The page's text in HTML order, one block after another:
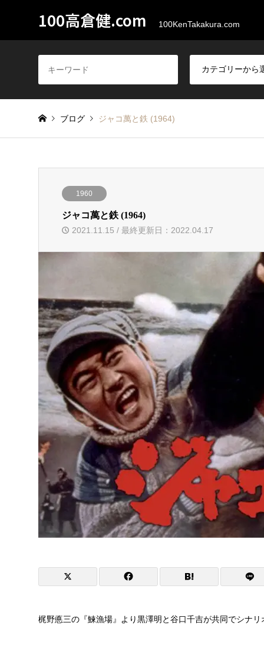
100高倉健.com 100KenTakakura.com
ブログ ジャコ萬と鉄 (1964)
1960
ジャコ萬と鉄 (1964)
2021.11.15 / 最終更新日：2022.04.17
梶野悳三の『鰊漁場』より黒澤明と谷口千吉が共同でシナ